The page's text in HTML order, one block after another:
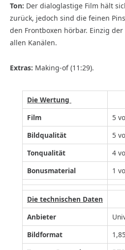
Ton: Der dialoglastige Film hält
zurück, jedoch sind die feinen
den Frontboxen hörbar. Einzig
allen Kanälen.
Extras: Making-of (11:29).
Die Wertung
Film
5
Bildqualität
5
Tonqualität
4
Bonusmaterial
1
Die technischen Daten
Anbieter
Bildformat